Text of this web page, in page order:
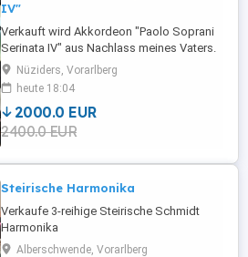
IV"
Verkauft wird Akkordeon "Paolo Soprani
Serinata IV" aus Nachlass meines Vaters.
Instrument kann bei Interesse besichtigt
und bespielt werden. Verkauf privat ohne
Garantie oder Gewährleistung, keine
Rücknahme. Nur Abholung kein Versand.
Nüziders, Vorarlberg
heute 18:04
2000.0 EUR
2400.0 EUR
Steirische Harmonika
Verkaufe 3-reihige Steirische Schmidt
Harmonika
Alberschwende, Vorarlberg